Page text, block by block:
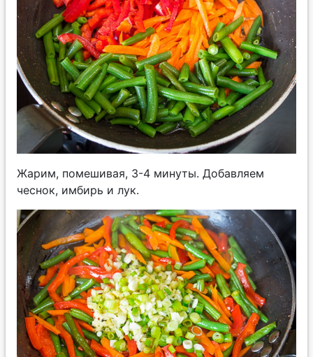
Жарим, помешивая, 3-4 минуты. Добавляем
чеснок, имбирь и лук.